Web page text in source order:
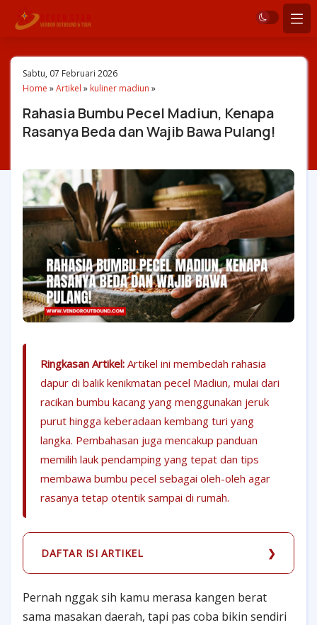
Sabtu, 07 Februari 2026
Home »Artikel » kuliner madiun »
Rahasia Bumbu Pecel Madiun, Kenapa
Rasanya Beda dan Wajib Bawa Pulang!
Ringkasan Artikel: Artikel ini membedah rahasia
dapur di balik kenikmatan pecel Madiun, mulai dari
racikan bumbu kacang yang menggunakan jeruk
purut hingga keberadaan kembang turi yang
langka. Pembahasan juga mencakup panduan
memilih lauk pendamping yang tepat dan tips
membawa bumbu pecel sebagai oleh-oleh agar
rasanya tetap otentik sampai di rumah.
DAFTAR ISI ARTIKEL
Pernah nggak sih kamu merasa kangen berat
sama masakan daerah, tapi pas coba bikin sendiri